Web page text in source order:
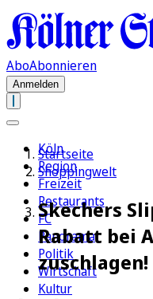
AboAbonnieren
Anmelden
Köln
Region
Freizeit
Restaurants
FC
Panorama
Politik
Wirtschaft
Kultur
Startseite
Shoppingwelt
Skechers
Rabatt bei
zuschlagen!